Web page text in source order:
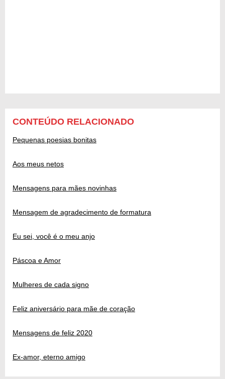
CONTEÚDO RELACIONADO
Pequenas poesias bonitas
Aos meus netos
Mensagens para mães novinhas
Mensagem de agradecimento de formatura
Eu sei, você é o meu anjo
Páscoa e Amor
Mulheres de cada signo
Feliz aniversário para mãe de coração
Mensagens de feliz 2020
Ex-amor, eterno amigo